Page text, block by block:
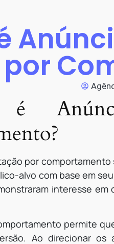
por
por
alvo com base em
interesse
permite
Ao direcionar os